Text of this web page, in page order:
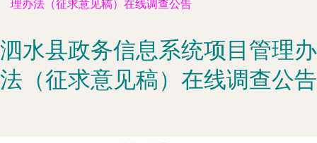
理办法（征求意见稿）在线调查公告
泗水县政务信息系统项目管理办
法（征求意见稿）在线调查公告